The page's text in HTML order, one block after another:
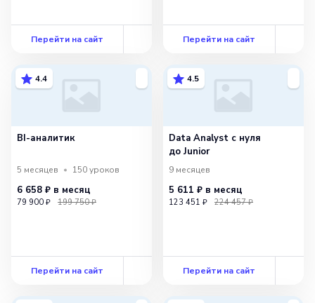
Перейти на сайт Перейти на сайт
4.4
BI-аналитик
5 месяцев 150уроков
6 658 ₽ в месяц
79 900 ₽ 199 750 ₽
Перейти на сайт
4.5
Data Analyst с нуля
до Junior
9 месяцев
5 611 ₽ в месяц
123 451 ₽ 224 457 ₽
Перейти на сайт